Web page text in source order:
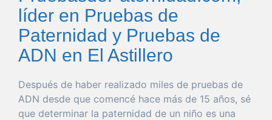
líder en Pruebas de
Paternidad y Pruebas de
ADN en El Astillero
Después de haber realizado miles de pruebas de
ADN desde que comencé hace más de 15 años, sé
que determinar la paternidad de un niño es una